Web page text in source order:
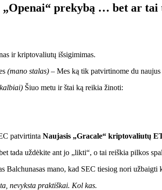
„Openai“ prekybą … bet ar tai
ir kriptovaliutų išsigimimas.
(mano stalas) – Mes ką tik patvirtinome du
Šiuo metu ir štai ką reikia žinoti:
patvirtinta Naujasis „Gracale“ kriptovaliutų
tada uždėkite ant jo „likti“, o tai reiškia pilkos
Balchunasas mano, kad SEC tiesiog nori
nevyksta praktiškai. Kol kas.